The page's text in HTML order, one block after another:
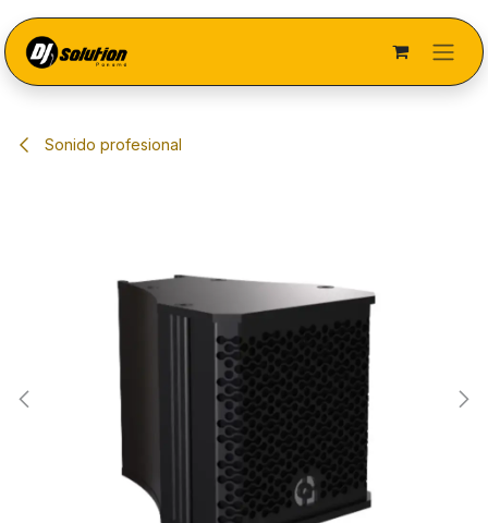
Sonido profesional